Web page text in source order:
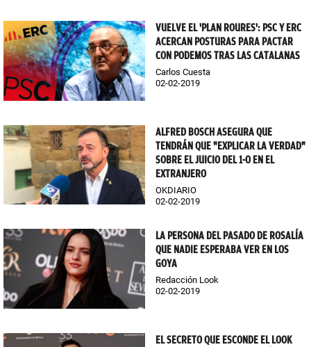
VUELVE EL 'PLAN ROURES': PSC Y ERC
ACERCAN POSTURAS PARA PACTAR
CON PODEMOS TRAS LAS CATALANAS
Carlos Cuesta
02-02-2019
ALFRED BOSCH ASEGURA QUE
TENDRÁN QUE "EXPLICAR LA VERDAD"
SOBRE EL JUICIO DEL 1-O EN EL
EXTRANJERO
OKDIARIO
02-02-2019
LA PERSONA DEL PASADO DE ROSALÍA
QUE NADIE ESPERABA VER EN LOS
GOYA
Redacción Look
02-02-2019
EL SECRETO QUE ESCONDE EL LOOK